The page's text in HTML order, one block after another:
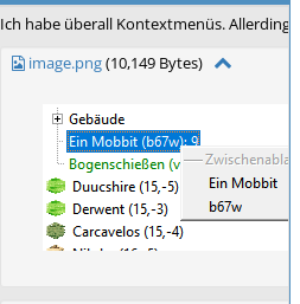
Ich habe überall Kontextmenüs.
image.png(10,149 Bytes)